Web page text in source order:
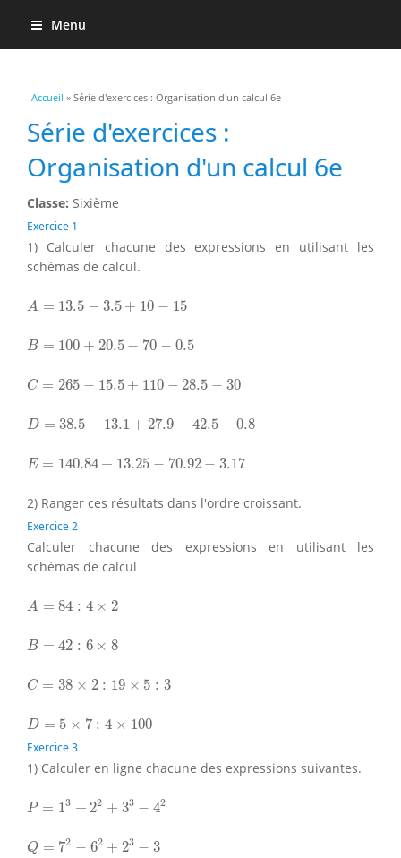
Menu
Vous êtes ici
Accueil » Série d'exercices : Organisation d'un calcul 6e
Série d'exercices :
Organisation d'un calcul 6e
Classe: Sixième
Exercice 1
1) Calculer chacune des expressions en utilisant les
schémas de calcul.
A = 13.5 − 3.5 + 10 − 15
A 13.5 − 3.5+10 −15
B = 100 + 20.5 − 70 − 0.5
B= 100+ 20.5 −70 −0.5
C = 265 − 15.5 + 110 − 28.5 − 30
C= 265− 15.5 +110−28.5− 30
D = 38.5 − 13.1 + 27.9 − 42.5 − 0.8
D= 38.5 − 13.1 + 27.9−42.5− 0.8
E = 140.84 + 13.25 − 70.92 − 3.17
E= 140.84+ 13.25− 70.92−3.17
2) Ranger ces résultats dans l'ordre croissant.
Exercice 2
Calculer chacune des expressions en utilisant les
schémas de calcul
A = 84 : 4 × 2
A 84:4 × 2
B = 42 : 6 × 8
B= 42:6 × 8
C = 38 × 2 : 19 × 5 : 3
C= 38× 2 : 19×5: 3
D = 5 × 7 : 4 × 100
D= ×7 4× 100
Exercice 3
1) Calculer en ligne chacune des expressions suivantes.
P = 13 + 22 + 33 − 42
P= 3+ +3 −4
Q = 72 − 62 + 23 − 3
Q 2− 2+2 3 −3